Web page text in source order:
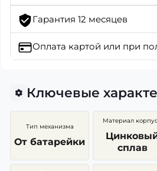
Гарантия 12 месяцев
Оплата картой или при
Ключевые
Тип механизма
От батарейки
Материал
сплав